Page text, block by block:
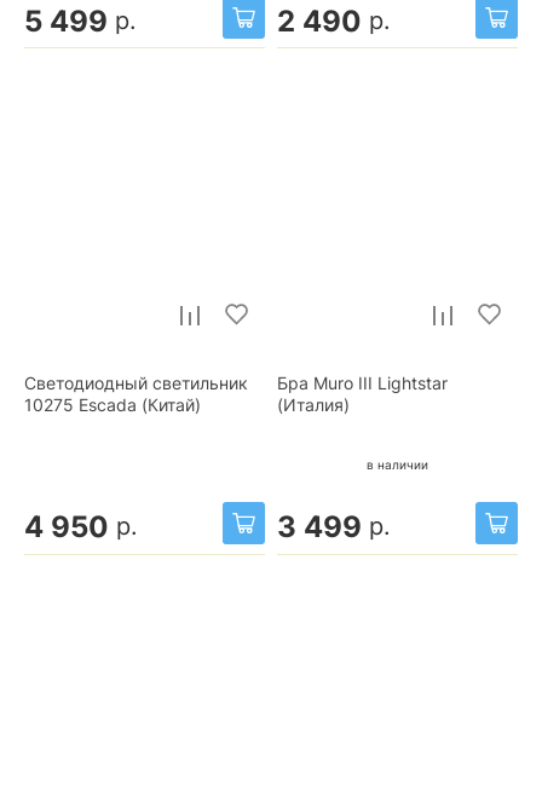
5 499 р. 2 490 р.
Светодиодный светильник
10275 Escada (Китай)
4 950 р.
Бра Muro III Lightstar
(Италия)
в наличии
3 499 р.